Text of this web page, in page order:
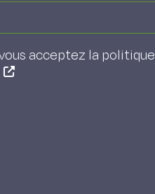
acceptez la politique